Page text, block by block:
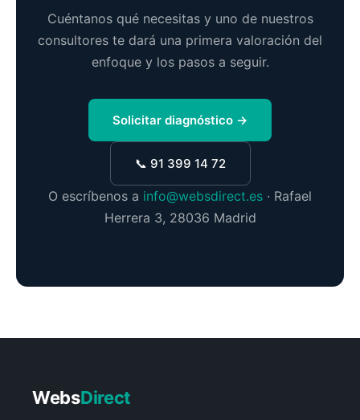
Cuéntanos qué necesitas y uno de nuestros
consultores te dará una primera valoración del
enfoque y los pasos a seguir.
Solicitar diagnóstico →
📞 91 399 14 72
O escríbenos a info@websdirect.es · Rafael
Herrera 3, 28036 Madrid
WebsDirect